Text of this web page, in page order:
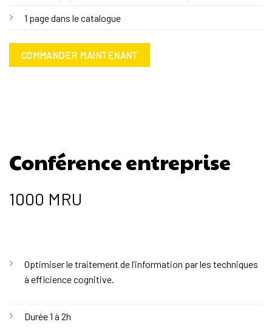
1 page dans le catalogue
COMMANDER MAINTENANT
Conférence entreprise
1000 MRU
Optimiser le traitement de l’information par les techniques
à efficience cognitive.
Durée 1 à 2h